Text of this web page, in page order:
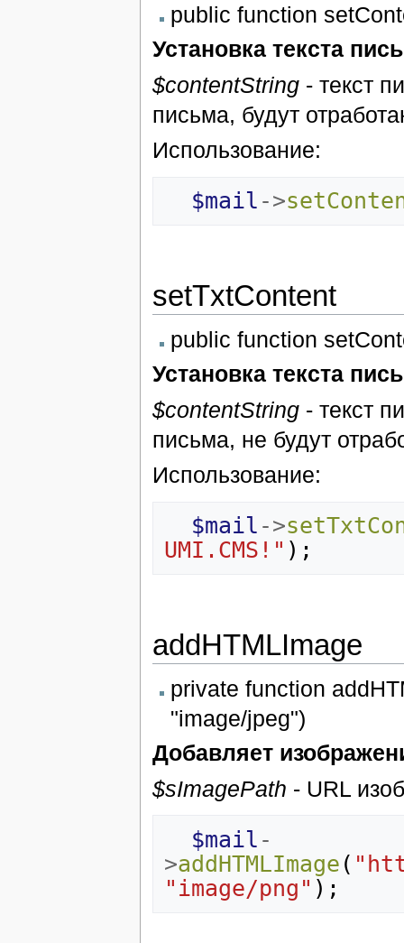
public function
Установка текста
$contentString- текст
письма, будут
Использование:
$mail ->
setTxtContent
public function
Установка текста
$contentString- текст
письма, не будут
Использование:
$mail ->
UMI.CMS!" );
addHTMLImage
private function
"image/jpeg")
Добавляет
$sImagePath - URL
$mail -
>addHTMLImage (
"image/png" );